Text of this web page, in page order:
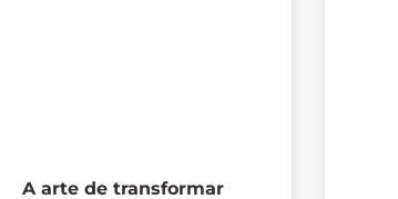
A arte de transformar